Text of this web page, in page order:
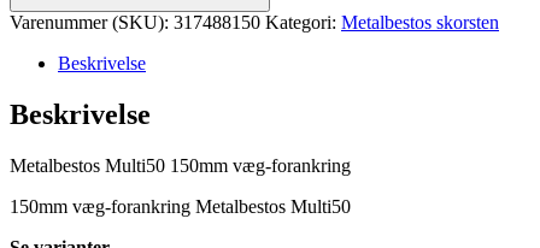
antal
Varenummer (SKU): 317488150 Kategori: Metalbestos skorsten
Beskrivelse
Beskrivelse
Metalbestos Multi50 150mm væg-forankring
150mm væg-forankring Metalbestos Multi50